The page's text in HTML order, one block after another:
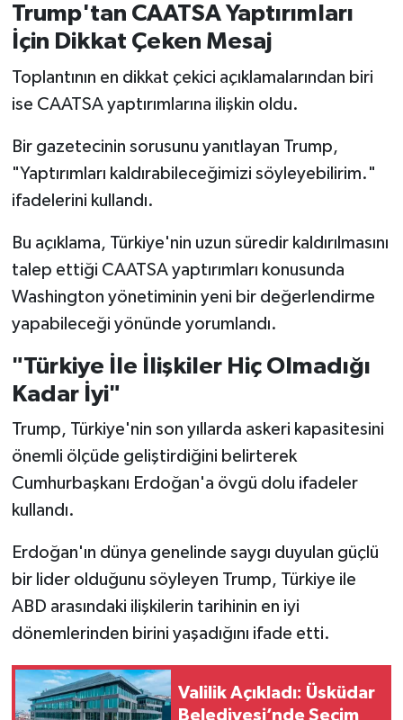
Trump'tan CAATSA Yaptırımları
İçin Dikkat Çeken Mesaj
Toplantının en dikkat çekici açıklamalarından biri
ise CAATSA yaptırımlarına ilişkin oldu.
Bir gazetecinin sorusunu yanıtlayan Trump,
"Yaptırımları kaldırabileceğimizi söyleyebilirim."
ifadelerini kullandı.
Bu açıklama, Türkiye'nin uzun süredir kaldırılmasını
talep ettiği CAATSA yaptırımları konusunda
Washington yönetiminin yeni bir değerlendirme
yapabileceği yönünde yorumlandı.
"Türkiye İle İlişkiler Hiç Olmadığı
Kadar İyi"
Trump, Türkiye'nin son yıllarda askeri kapasitesini
önemli ölçüde geliştirdiğini belirterek
Cumhurbaşkanı Erdoğan'a övgü dolu ifadeler
kullandı.
Erdoğan'ın dünya genelinde saygı duyulan güçlü
bir lider olduğunu söyleyen Trump, Türkiye ile
ABD arasındaki ilişkilerin tarihinin en iyi
dönemlerinden birini yaşadığını ifade etti.
Valilik Açıkladı: Üsküdar
Belediyesi’nde Seçim